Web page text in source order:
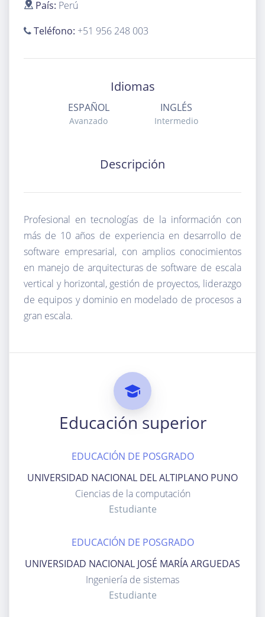
País: Perú
Teléfono: +51 956 248 003
Idiomas
ESPAÑOL
Avanzado
INGLÉS
Intermedio
Descripción
Profesional en tecnologías de la información con
más de 10 años de experiencia en desarrollo de
software empresarial, con amplios conocimientos
en manejo de arquitecturas de software de escala
vertical y horizontal, gestión de proyectos, liderazgo
de equipos y dominio en modelado de procesos a
gran escala.
Educación superior
EDUCACIÓN DE POSGRADO
UNIVERSIDAD NACIONAL DEL ALTIPLANO PUNO
ciencias de la computación
Estudiante
EDUCACIÓN DE POSGRADO
UNIVERSIDAD NACIONAL JOSÉ MARÍA ARGUEDAS
ingeniería de sistemas
Estudiante